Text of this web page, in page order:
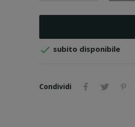
 subito disponibile
Condividi